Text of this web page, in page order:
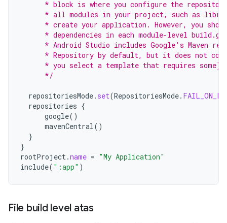
* block is where you configure the
* all modules in your project, such as
* create your application. However, you
* dependencies in each module-level
* Android Studio includes Google's Maven
* Repository by default, but it does not
      * you select a template that requires some).
      */
repositoriesMode. set(RepositoriesMode.
repositories {
google()
mavenCentral()
}
}
rootProject.name = "My Application"
include( ":app" )
File build level atas